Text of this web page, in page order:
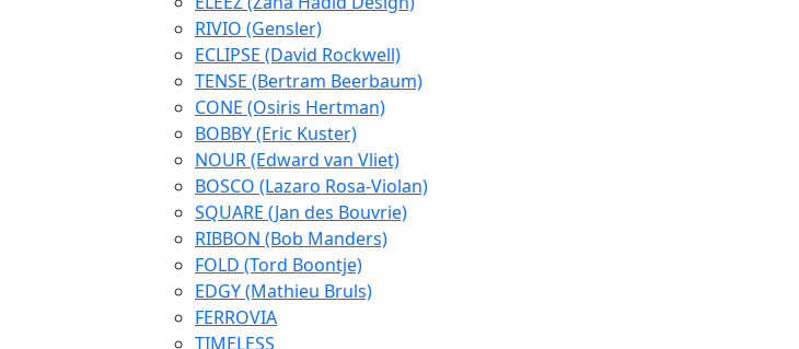
RIVIO (Gensler)
ECLIPSE (David Rockwell)
TENSE (Bertram Beerbaum)
CONE (Osiris Hertman)
BOBBY (Eric Kuster)
NOUR (Edward van Vliet)
BOSCO (Lazaro Rosa-Violan)
SQUARE (Jan des Bouvrie)
RIBBON (Bob Manders)
FOLD (Tord Boontje)
EDGY (Mathieu Bruls)
FERROVIA
TIMELESS